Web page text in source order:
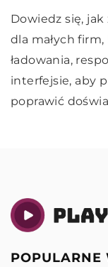
Odkryj, na co
fotograficznego,
wszystkie
kryteria, dzięki
wyjątkowy.
Dowiedz się,
dla małych
ładowania,
interfejsie, aby
poprawić
Dowiedz się,
uwagę przy
dekarskich.
funkcje oraz
narzędzie dla
POPULARNE